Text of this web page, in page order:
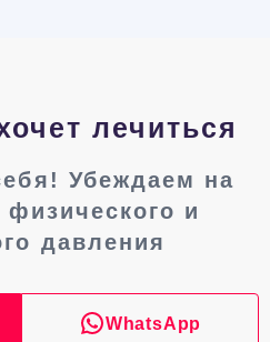
лечиться
Убеждаем на
физического и
давления
WhatsApp